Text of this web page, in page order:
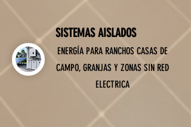
SISTEMAS AISLADOS
ENERGÍA PARA RANCHOS CASAS DE
CAMPO, GRANJAS Y ZONAS SIN RED
ELECTRICA